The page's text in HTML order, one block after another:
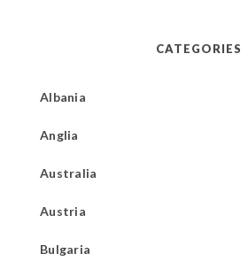
CATEGORIES
Albania
Anglia
Australia
Austria
Bulgaria